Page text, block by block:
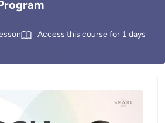
Access this course for 1 days